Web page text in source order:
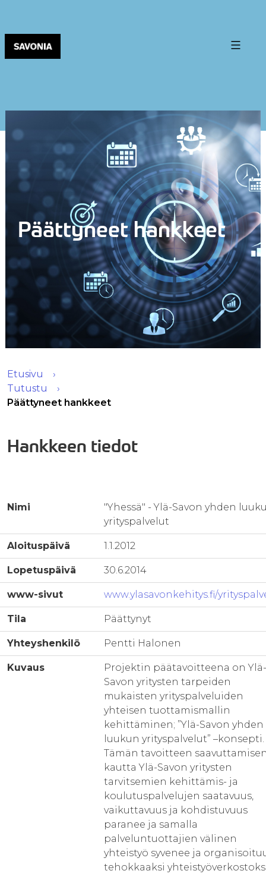
Päättyneet hankkeet
Etusivu
Tutustu
Päättyneet hankkeet
Hankkeen tiedot
Nimi
"Yhessä" - Ylä-Savon yhden
yrityspalvelut
Aloituspäivä 1.1.2012
Lopetuspäivä 30.6.2014
www-sivut www.ylasavonkehitys.fi/
Tila Päättynyt
Yhteyshenkilö Pentti Halonen
Kuvaus
Projektin päätavoitteena on Ylä-
Savon yritysten tarpeiden
mukaisten yrityspalveluiden
yhteisen tuottamismallin
kehittäminen; ”Ylä-Savon yhden
luukun yrityspalvelut” –konsepti.
Tämän tavoitteen
kautta Ylä-Savon yritysten
tarvitsemien kehittämis- ja
koulutuspalvelujen saatavuus,
vaikuttavuus ja kohdistuvuus
paranee ja samalla
palveluntuottajien välinen
yhteistyö syvenee ja
tehokkaaksi